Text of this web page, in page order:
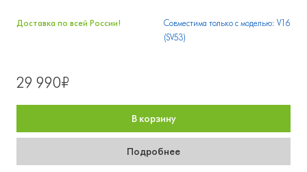
Доставка по всей России!
Совместима только с моделью: V16
(SV53)
29 990₽
В корзину
Подробнее